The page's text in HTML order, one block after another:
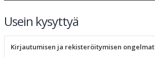
Usein kysyttyä
Kirjautumisen ja rekisteröitymisen ongelmat